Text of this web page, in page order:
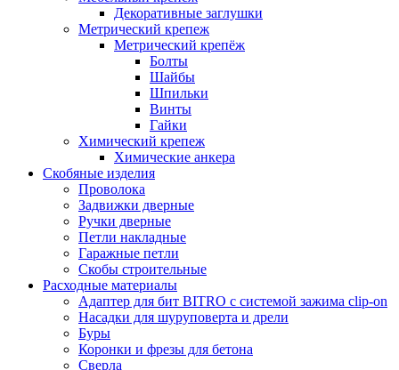
Декоративные заглушки
Метрический крепеж
Метрический крепёж
Болты
Шайбы
Шпильки
Винты
Гайки
Химический крепеж
Химические анкера
Скобяные изделия
Проволока
Задвижки дверные
Ручки дверные
Петли накладные
Гаражные петли
Скобы строительные
Расходные материалы
Адаптер для бит BITRO с системой зажима clip-on
Насадки для шуруповерта и дрели
Буры
Коронки и фрезы для бетона
Сверла